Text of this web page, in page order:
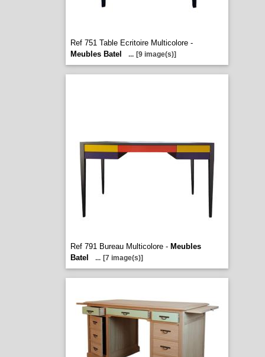
Ref 751 Table Ecritoire Multicolore -
Meubles Batel
... [9 image(s)]
Ref 791 Bureau Multicolore - Meubles
Batel
... [7 image(s)]